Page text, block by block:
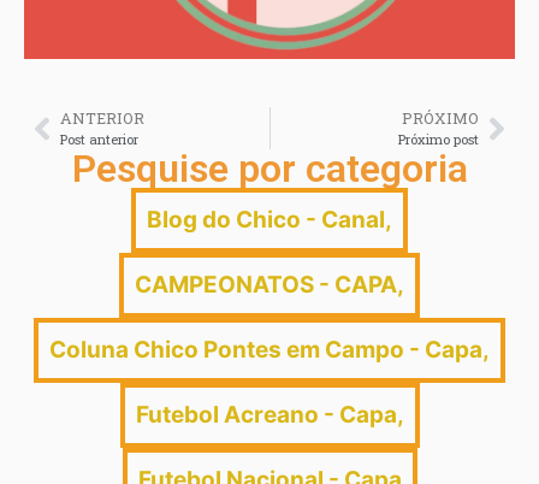
ANTERIOR
Post anterior
PRÓXIMO
Próximo post
Pesquise por categoria
Blog do Chico - Canal,
CAMPEONATOS - CAPA,
Coluna Chico Pontes em Campo - Capa,
Futebol Acreano - Capa,